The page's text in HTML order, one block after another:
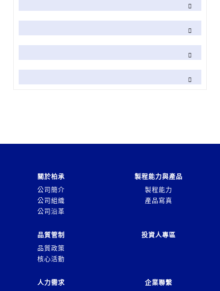
關於柏承
公司簡介
公司組織
公司沿革
製程能力與產品
製程能力
產品寫真
品質管制
品質政策
核心活動
投資人專區
人力需求 企業聯繫